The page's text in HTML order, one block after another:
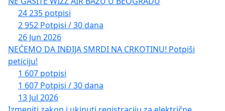
24 235 potpisi
2 952 Potpisi / 30 dana
26 Jun 2026
NEĆEMO DA INĐIJA SMRDI NA CRKOTINU! Potpiši
peticiju!
1 607 potpisi
1 607 Potpisi / 30 dana
13 Jul 2026